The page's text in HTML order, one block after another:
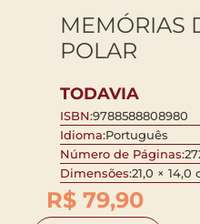
MEMÓRIAS
POLAR
TODAVIA
ISBN:9788588808980
Idioma:Português
Número de Páginas:
Dimensões:21,0 × 14,0
R$ 79,90